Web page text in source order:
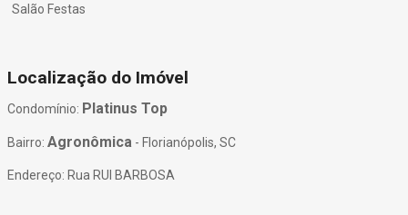
Salão Festas
Localização do Imóvel
Condomínio: Platinus Top
Bairro: Agronômica - Florianópolis, SC
Endereço: Rua RUI BARBOSA